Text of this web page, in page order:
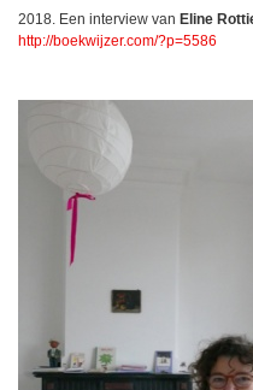
2018. Een interview van Eline
http://boekwijzer.com/?p=5586